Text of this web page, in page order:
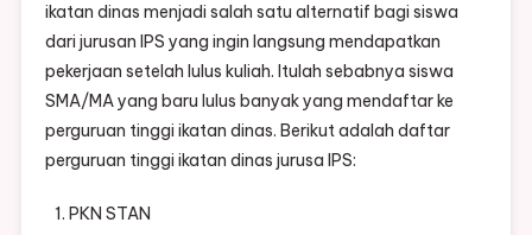
ikatan dinas menjadi salah satu alternatif bagi siswa
dari jurusan IPS yang ingin langsung mendapatkan
pekerjaan setelah lulus kuliah. Itulah sebabnya siswa
SMA/MA yang baru lulus banyak yang mendaftar ke
perguruan tinggi ikatan dinas. Berikut adalah daftar
perguruan tinggi ikatan dinas jurusa IPS:
PKN STAN